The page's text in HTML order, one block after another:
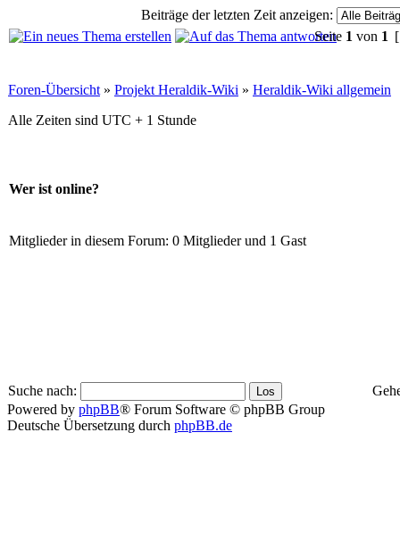
Beiträge der letzten Zeit anzeigen:
Seite 1 von 1
Foren-Übersicht » Projekt Heraldik-Wiki » Heraldik-Wiki allgemein
Alle Zeiten sind UTC + 1 Stunde
Wer ist online?
Mitglieder in diesem Forum: 0 Mitglieder und 1 Gast
Suche nach:
Powered by phpBB® Forum Software © phpBB Group
Deutsche Übersetzung durch phpBB.de